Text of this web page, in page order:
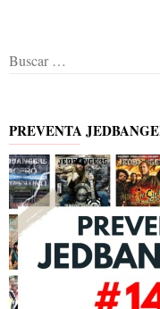
Buscar:
PREVENTA